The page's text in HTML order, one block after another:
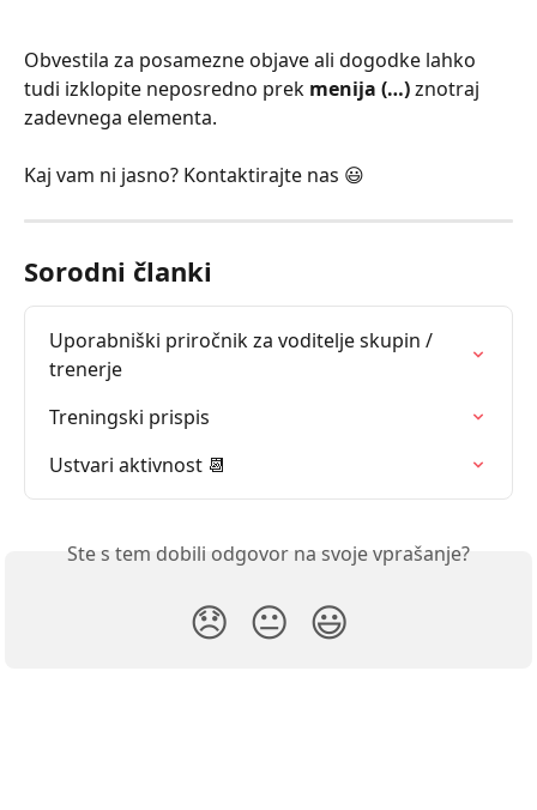
Obvestila za posamezne objave ali dogodke lahko
tudi izklopite neposredno prek menija (…) znotraj
zadevnega elementa.
Kaj vam ni jasno? Kontaktirajte nas 😃
Sorodni članki
Uporabniški priročnik za voditelje skupin /
trenerje
Treningski prispis
Ustvari aktivnost 📆
Ste s tem dobili odgovor na svoje vprašanje?
😞 😐 😃